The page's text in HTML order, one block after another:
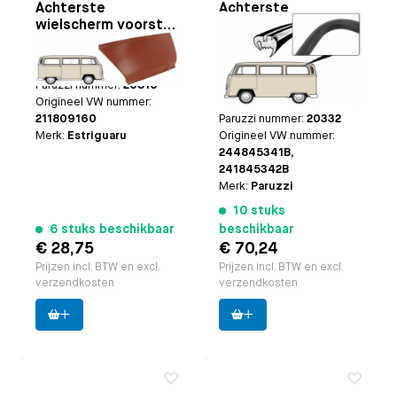
Achterste
wielscherm voorste
deel rechts
Toepasbaar op
8.1967 t/m 7.1972
Paruzzi nummer: 20810
Origineel VW nummer:
211809160
Merk: Estriguaru
6 stuks beschikbaar
€ 28,75
Prijzen incl. BTW en excl.
verzendkosten
Achterste
zijruitrubber deluxe
zonder tochtruitje
Toepasbaar opBus
deluxe 8.1967 t/m
7.1971 | gebruik ook
#20325 of # 20326
Paruzzi nummer:20332
Origineel VW nummer:
244845341B,
241845342B
Merk: Paruzzi
10 stuks
beschikbaar
€ 70,24
Prijzen incl. BTW en excl.
verzendkosten